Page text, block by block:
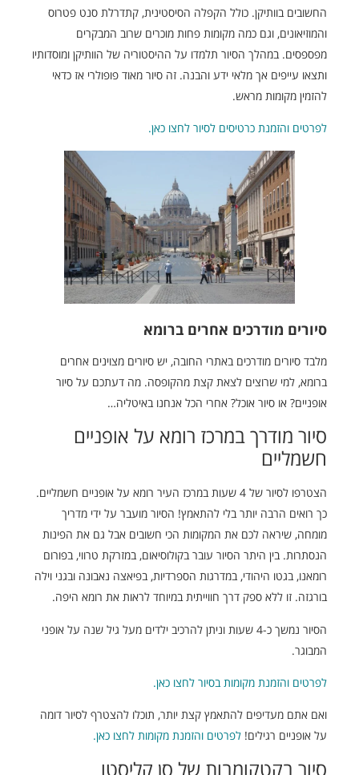
החשובים בוותיקן. כולל הקפלה הסיסטינית, קתדרלת סנט פטרוס
והמוזיאונים, וגם כמה מקומות פחות מוכרים שרוב המבקרים
מפספסים. במהלך הסיור תלמדו על ההיסטוריה של הוותיקן ומוסדותיו
ותצאו עייפים אך מלאי ידע והבנה. זה סיור מאוד פופולרי אז כדאי
להזמין מקומות מראש.
לפרטים והזמנת כרטיסים לסיור לחצו כאן.
סיורים מודרכים אחרים ברומא
מלבד סיורים מודרכים באתרי החובה, יש סיורים מצוינים אחרים
ברומא, למי שרוצים לצאת קצת מהקופסה. מה דעתכם על סיור
אופניים? או סיור אוכל? אחרי הכל אנחנו באיטליה…
סיור מודרך במרכז רומא על אופניים
חשמליים
הצטרפו לסיור של 4 שעות במרכז העיר רומא על אופניים חשמליים.
כך רואים הרבה יותר בלי להתאמץ! הסיור מועבר על ידי מדריך
מומחה, שיראה לכם את המקומות הכי חשובים אבל גם את הפינות
הנסתרות. בין היתר הסיור עובר בקולוסיאום, במזרקת טרווי, בפורום
רומאנו, בגטו היהודי, במדרגות הספרדיות, בפיאצה נאבונה ובגני וילה
בורגזה. זו ללא ספק דרך חווייתית במיוחד לראות את רומא היפה.
הסיור נמשך כ-4 שעות וניתן להרכיב ילדים מעל גיל שנה על אופני
המבוגר.
לפרטים והזמנת מקומות בסיור לחצו כאן.
ואם אתם מעדיפים להתאמץ קצת יותר, תוכלו להצטרף לסיור דומה
על אופניים רגילים!לפרטים והזמנת מקומות לחצו כאן.
סיור בקטקומבות של סן קליסטו